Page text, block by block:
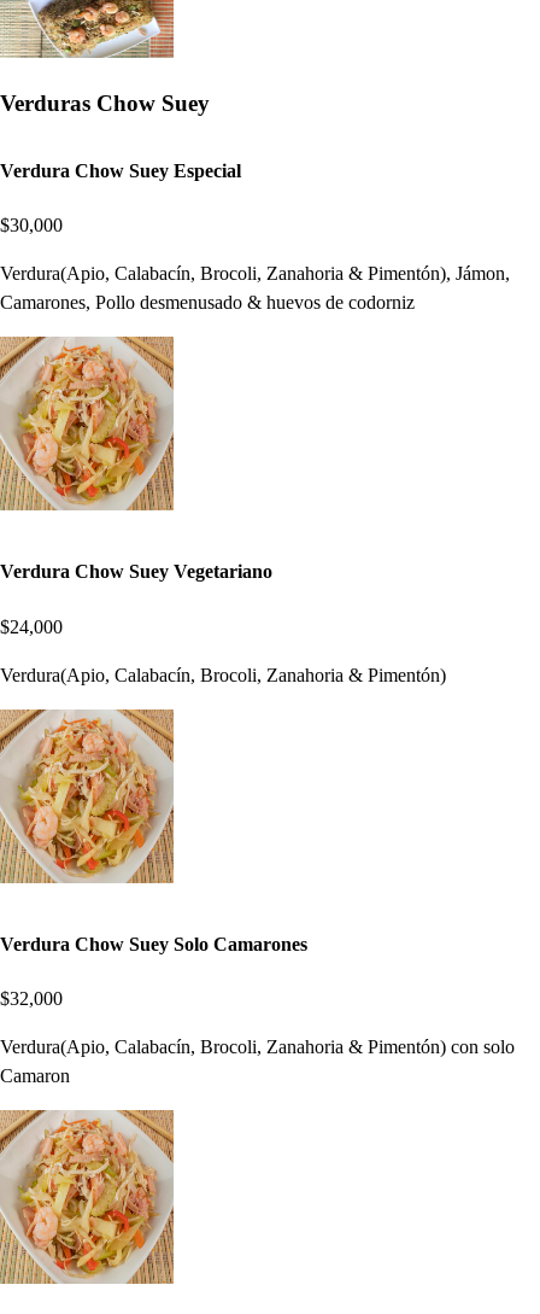
Verduras Chow Suey
Verdura Chow Suey Especial
$30,000
Verdura(Apio, Calabacín, Brocoli, Zanahoria & Pimentón), Jámon,
Camarones, Pollo desmenusado & huevos de codorniz
Verdura Chow Suey Vegetariano
$24,000
Verdura(Apio, Calabacín, Brocoli, Zanahoria & Pimentón)
Verdura Chow Suey Solo Camarones
$32,000
Verdura(Apio, Calabacín, Brocoli, Zanahoria & Pimentón) con solo
Camaron